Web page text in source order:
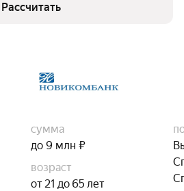
Рассчитать
сумма
до 9 млн ₽
возраст
от 21 до 65 лет